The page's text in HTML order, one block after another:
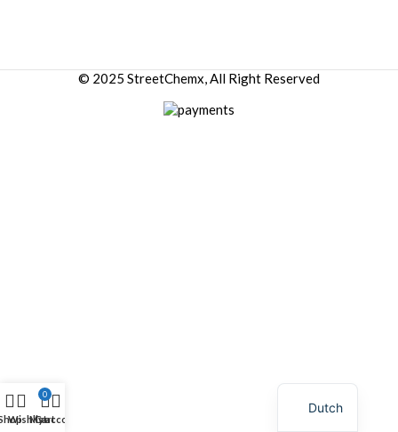
© 2025 StreetChemx, All Right Reserved
Wishlist
0
Cart
My account
Dutch